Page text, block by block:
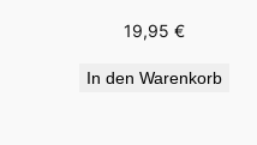
19,95€
In den Warenkorb